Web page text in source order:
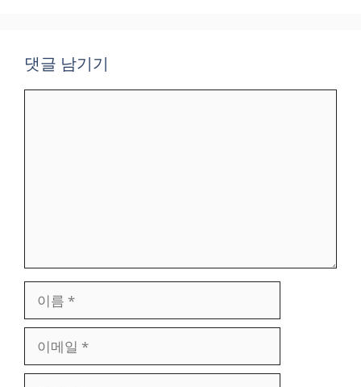
댓글 남기기
일